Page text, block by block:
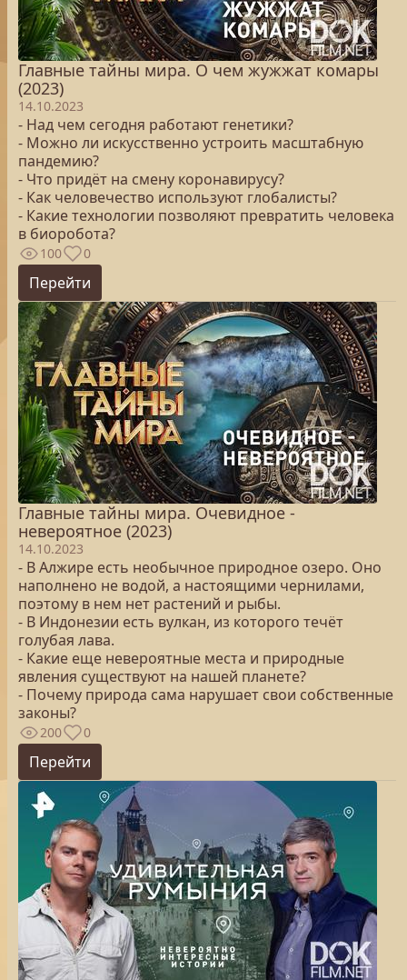
Главные тайны мира. О чем жужжат комары
(2023)
14.10.2023
- Над чем сегодня работают генетики?
- Можно ли искусственно устроить масштабную
пандемию?
- Что придёт на смену коронавирусу?
- Как человечество используют глобалисты?
- Какие технологии позволяют превратить человека
в биоробота?
100 0
Перейти
Главные тайны мира. Очевидное -
невероятное (2023)
14.10.2023
- В Алжире есть необычное природное озеро. Оно
наполнено не водой, а настоящими чернилами,
поэтому в нем нет растений и рыбы.
- В Индонезии есть вулкан, из которого течёт
голубая лава.
- Какие еще невероятные места и природные
явления существуют на нашей планете?
- Почему природа сама нарушает свои собственные
законы?
200 0
Перейти